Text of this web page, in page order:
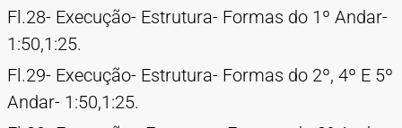
Fl.28- Execução- Estrutura- Formas do 1º Andar-
1:50,1:25.
Fl.29- Execução- Estrutura- Formas do 2º, 4º E 5º
Andar- 1:50,1:25.